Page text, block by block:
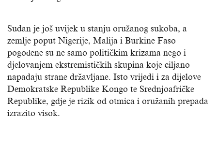
Sudan je još uvijek u stanju oružanog sukoba, a
zemlje poput Nigerije, Malija i Burkine Faso
pogođene su ne samo političkim krizama nego i
djelovanjem ekstremističkih skupina koje ciljano
napadaju strane državljane. Isto vrijedi i za dijelove
Demokratske Republike Kongo te Srednjoafričke
Republike, gdje je rizik od otmica i oružanih prepada
izrazito visok.